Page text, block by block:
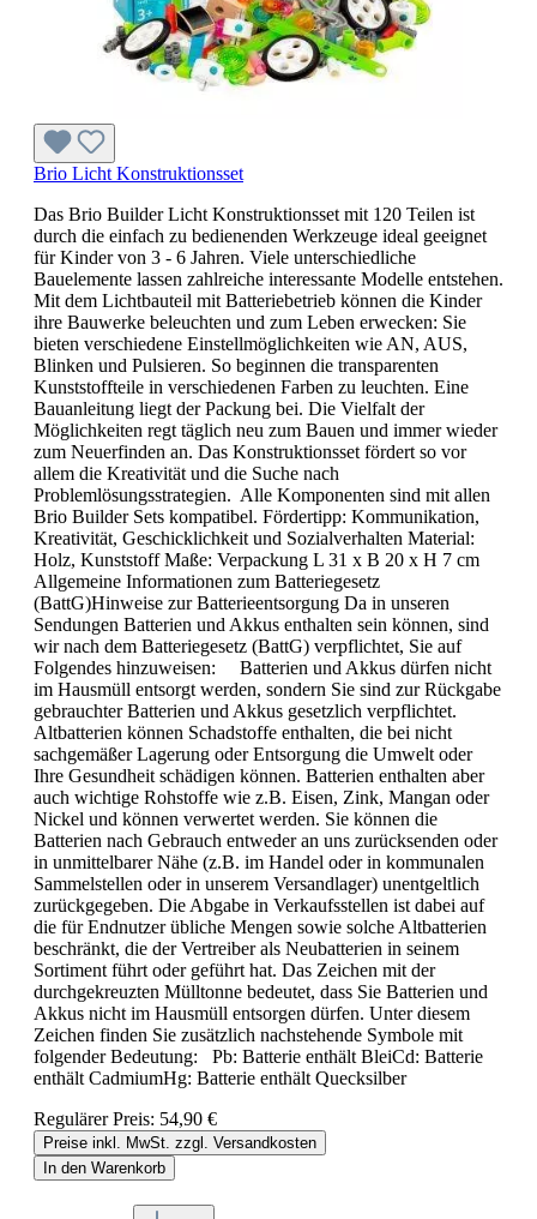
Brio Licht Konstruktionsset
Das Brio Builder Licht Konstruktionsset mit 120 Teilen ist
durch die einfach zu bedienenden Werkzeuge ideal geeignet
für Kinder von 3 - 6 Jahren. Viele unterschiedliche
Bauelemente lassen zahlreiche interessante Modelle entstehen.
Mit dem Lichtbauteil mit Batteriebetrieb können die Kinder
ihre Bauwerke beleuchten und zum Leben erwecken: Sie
bieten verschiedene Einstellmöglichkeiten wie AN, AUS,
Blinken und Pulsieren. So beginnen die transparenten
Kunststoffteile in verschiedenen Farben zu leuchten. Eine
Bauanleitung liegt der Packung bei. Die Vielfalt der
Möglichkeiten regt täglich neu zum Bauen und immer wieder
zum Neuerfinden an. Das Konstruktionsset fördert so vor
allem die Kreativität und die Suche nach
Problemlösungsstrategien. Alle Komponenten sind mit allen
Brio Builder Sets kompatibel. Fördertipp: Kommunikation,
Kreativität, Geschicklichkeit und Sozialverhalten Material:
Holz, Kunststoff Maße: Verpackung L 31 x B 20 x H 7 cm
Allgemeine Informationen zum Batteriegesetz
(BattG)Hinweise zur Batterieentsorgung Da in unseren
Sendungen Batterien und Akkus enthalten sein können, sind
wir nach dem Batteriegesetz (BattG) verpflichtet, Sie auf
Folgendes hinzuweisen: Batterien und Akkus dürfen nicht
im Hausmüll entsorgt werden, sondern Sie sind zur Rückgabe
gebrauchter Batterien und Akkus gesetzlich verpflichtet.
Altbatterien können Schadstoffe enthalten, die bei nicht
sachgemäßer Lagerung oder Entsorgung die Umwelt oder
Ihre Gesundheit schädigen können. Batterien enthalten aber
auch wichtige Rohstoffe wie z.B. Eisen, Zink, Mangan oder
Nickel und können verwertet werden. Sie können die
Batterien nach Gebrauch entweder an uns zurücksenden oder
in unmittelbarer Nähe (z.B. im Handel oder in kommunalen
Sammelstellen oder in unserem Versandlager) unentgeltlich
zurückgegeben. Die Abgabe in Verkaufsstellen ist dabei auf
die für Endnutzer übliche Mengen sowie solche Altbatterien
beschränkt, die der Vertreiber als Neubatterien in seinem
Sortiment führt oder geführt hat. Das Zeichen mit der
durchgekreuzten Mülltonne bedeutet, dass Sie Batterien und
Akkus nicht im Hausmüll entsorgen dürfen. Unter diesem
Zeichen finden Sie zusätzlich nachstehende Symbole mit
folgender Bedeutung: Pb: Batterie enthält BleiCd: Batterie
enthält CadmiumHg: Batterie enthält Quecksilber
Regulärer Preis: 54,90 €
Preise inkl. MwSt. zzgl. Versandkosten
In den Warenkorb